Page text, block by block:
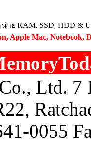
าย RAM, SSD, HDD &
Apple Mac, Notebook,
Ltd.
0055